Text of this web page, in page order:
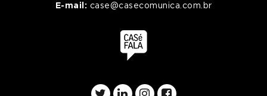
E-mail: case@casecomunica.com.br